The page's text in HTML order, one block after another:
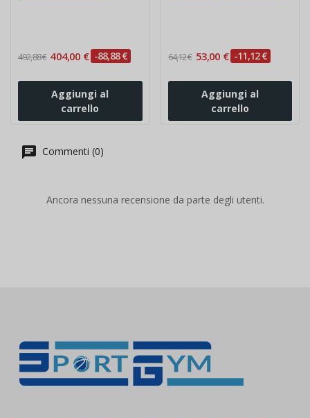
492,88 € 404,00 € -88,88 €
Aggiungi al
carrello
64,12 € 53,00 € -11,12 €
Aggiungi al
carrello
Commenti (0)
Ancora nessuna recensione da parte degli utenti.